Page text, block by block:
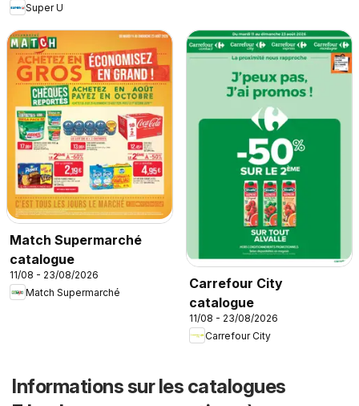
Super U
Match Supermarché
catalogue
11/08 - 23/08/2026
Match Supermarché
Carrefour City
catalogue
11/08 - 23/08/2026
Carrefour City
Informations sur les catalogues